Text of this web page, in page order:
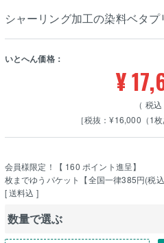
シャーリング加工の染料ベタプ
いとへん価格：
¥
税込
［税抜：¥16,000（1
会員様限定！【 160 ポイント進呈】
枚までゆうパケット【全国一律385円(税
送料込
数量で選ぶ